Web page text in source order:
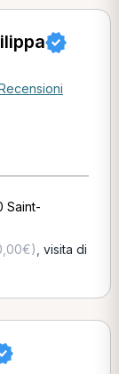
Saint-
visita di